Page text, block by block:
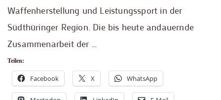
Waffenherstellung und Leistungssport in der
Südthüringer Region. Die bis heute andauernde
Zusammenarbeit der …
Teilen:
Facebook X WhatsApp